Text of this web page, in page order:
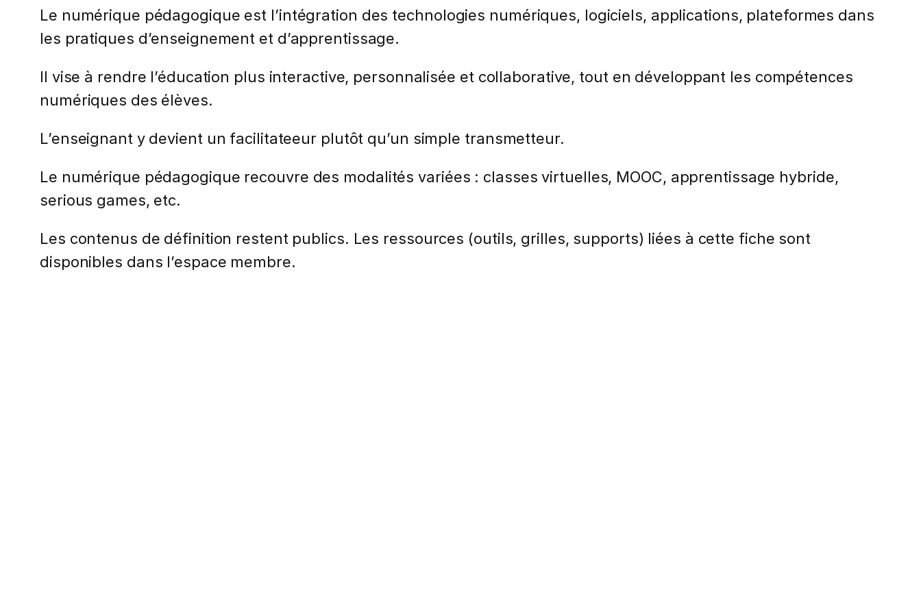
Le numérique pédagogique est l’intégration des technologies numériques, logiciels, applications, plateformes dans
les pratiques d’enseignement et d’apprentissage.
Il vise à rendre l’éducation plus interactive, personnalisée et collaborative, tout en développant les compétences
numériques des élèves.
L’enseignant y devient un facilitateeur plutôt qu’un simple transmetteur.
Le numérique pédagogique recouvre des modalités variées : classes virtuelles, MOOC, apprentissage hybride,
serious games, etc.
Les contenus de définition restent publics. Les ressources (outils, grilles, supports) liées à cette fiche sont
disponibles dans l’espace membre.